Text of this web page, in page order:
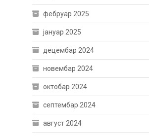
фебруар 2025
јануар 2025
децембар 2024
новембар 2024
октобар 2024
септембар 2024
август 2024